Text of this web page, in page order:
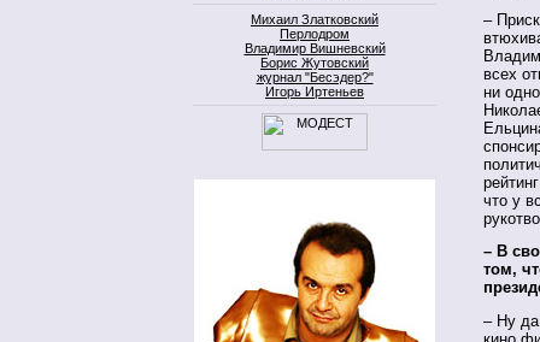
Михаил Златковский
Перлодром
Владимир Вишневский
Борис Жутовский
журнал "Бесэдер?"
Игорь Иртеньев
–
всех
ни
что у
– В
том,
– Ну